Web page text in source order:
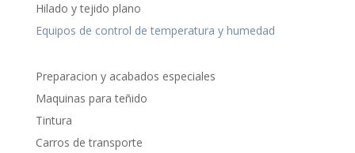
Hilado y tejido plano
Equipos de control de temperatura y humedad
Preparacion y acabados especiales
Maquinas para teñido
Tintura
Carros de transporte